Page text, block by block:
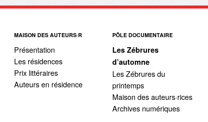
MAISON DES AUTEURS·R
Présentation
Les résidences
Prix littéraires
Auteurs en résidence
PÔLE DOCUMENTAIRE
Les Zébrures
d’automne
Les Zébrures du
printemps
Maison des auteurs·rices
Archives numériques